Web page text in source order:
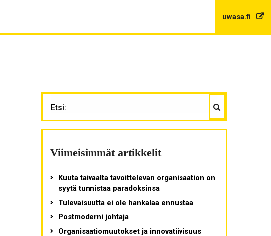
uwasa.fi
Haku
Viimeisimmät artikkelit
Kuuta taivaalta tavoittelevan organisaation on
syytä tunnistaa paradoksinsa
Tulevaisuutta ei ole hankalaa ennustaa
Postmoderni johtaja
Organisaatiomuutokset ja innovatiivisuus